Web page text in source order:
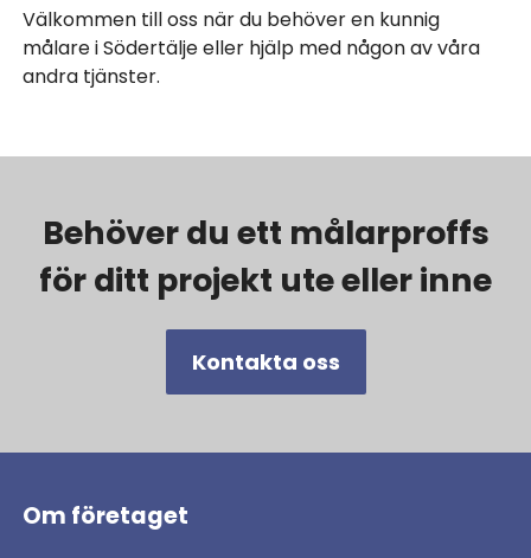
Välkommen till oss när du behöver en kunnig
målare i Södertälje eller hjälp med någon av våra
andra tjänster.
Behöver du ett målarproffs
för ditt projekt ute eller inne
Kontakta oss
Om företaget